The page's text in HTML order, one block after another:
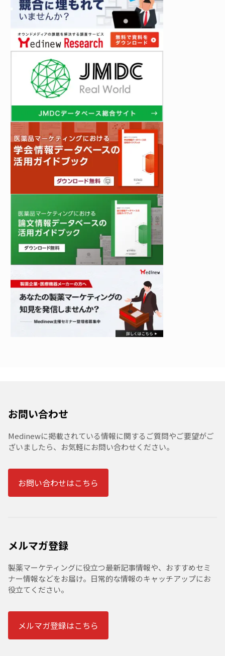
お問い合わせ
Medinewに掲載されている情報に関するご質問やご要望がご
ざいましたら、お気軽にお問い合わせください。
お問い合わせはこちら
メルマガ登録
製薬マーケティングに役立つ最新記事情報や、おすすめセミ
ナー情報などをお届け。日常的な情報のキャッチアップにお
役立てください。
メルマガ登録はこちら